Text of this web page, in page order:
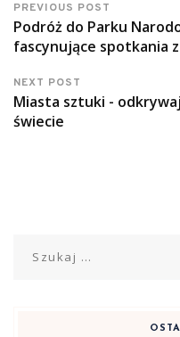
PREVIOUS POST
Podróż do Parku
fascynujące spotkania
NEXT POST
Miasta sztuki -
świecie